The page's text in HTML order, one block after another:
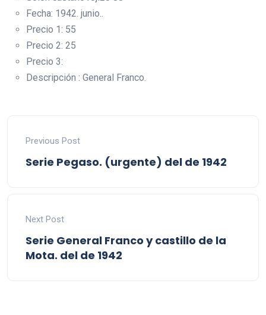
Fecha: 1942. junio..
Precio 1: 55
Precio 2: 25
Precio 3:
Descripción : General Franco.
Previous Post
Serie Pegaso. (urgente) del de 1942
Next Post
Serie General Franco y castillo de la
Mota. del de 1942